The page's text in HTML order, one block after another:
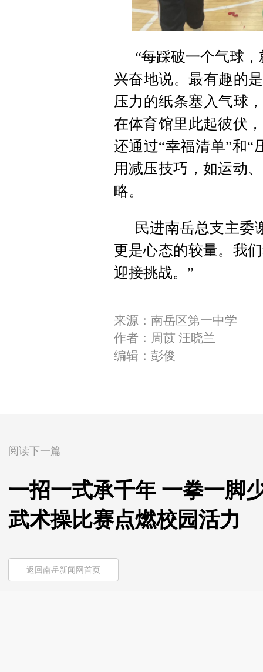
“每踩破一个气球
兴奋地说。最有趣的
压力的纸条塞入气球
在体育馆里此起彼伏
还通过“幸福清单”和“
用减压技巧，如运动
略。
民进南岳总支主委
更是心态的较量。我
迎接挑战。”
来源：南岳区第一中学
作者：周苡 汪晓兰
编辑：彭俊
阅读下一篇
一招一式承千年 一拳一脚
武术操比赛点燃校园活力
返回南岳新闻网首页